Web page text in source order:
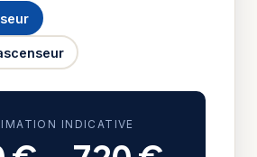
INDICATIVE